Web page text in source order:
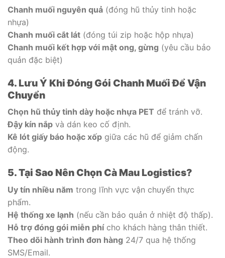
Chanh muối nguyên quả (đóng hũ thủy tinh hoặc
nhựa)
Chanh muối cắt lát (đóng túi zip hoặc hộp nhựa)
Chanh muối kết hợp với mật ong, gừng (yêu cầu bảo
quản đặc biệt)
4. Lưu Ý Khi Đóng Gói Chanh Muối Để Vận
Chuyển
Chọn hũ thủy tinh dày hoặc nhựa PET để tránh vỡ.
Đậy kín nắp và dán keo cố định.
Kê lót giấy báo hoặc xốp giữa các hũ để giảm chấn
động.
5. Tại Sao Nên Chọn Cà Mau Logistics?
Uy tín nhiều năm trong lĩnh vực vận chuyển thực
phẩm.
Hệ thống xe lạnh (nếu cần bảo quản ở nhiệt độ thấp).
Hỗ trợ đóng gói miễn phícho khách hàng thân thiết.
Theo dõi hành trình đơn hàng 24/7 qua hệ thống
SMS/Email.